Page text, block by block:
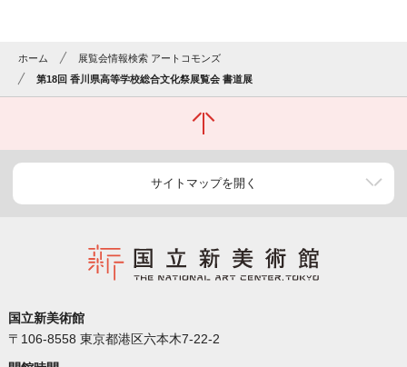
ホーム
展覧会情報検索 アートコモンズ
第18回 香川県高等学校総合文化祭展覧会 書道展
サイトマップを開く
国立新美術館
〒106-8558 東京都港区六本木7-22-2